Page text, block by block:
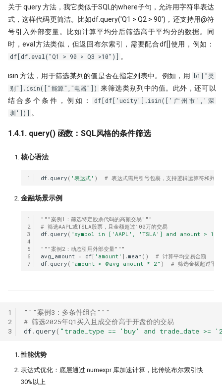
度提升99倍
比Deepseek还要Deep！起底
很暴力很初级
量化面试神题：圆上随机点的概
PDF is all you need(3)
险策略的诱惑与陷阱
一个散户自学量化的 20 个月
种思路
用大白话讲清楚，哪种更适合金融量化
反抗者的崛起！Fawce 和
我之为我，有路可寻：量化传奇
Dama 的非典型量化之路
文被大佬狂怼
Successfully starting a career in
金融行业买方与卖方：利润与稳
的背后逻辑
月亮和Pandas - Wes Mckinney
追随美的指引-纪念西蒙斯
倍
年终特稿：这个指标我愿称之为
ESG策略初探-01
测通用代码）
指数增强之
指数成份股信息挖掘
后见之明！错过6个涨停之后的
节前迎来揪心一幕！谁来告诉我
涨到溢出！PEPE告诉我，大盘还
几多？
[0728] QuanTide Weekly
[0825] QuanTide Weekly
[1013] QuanTide Weekly
[1020] QuanTide Weekly
普校逆袭天花板 进化论王一平：
逻辑的量化
把研报『翻译』成代码，80%的
都在这篇文章里讲了
2024年，免费博客赚钱方案
给Pandas找个搭子，用SQL玩转
Tools
里程碑！DuckDB 发布 1.0
高效量化编程: Mask Array应用和
12个参数，48个组合，这么复杂
200倍速！基于 HDF5 的证券数
怎么样？
量化人如何用好Jupyter环境？
（一）
量化人如何用好 Jupyter？（二）
xtquant 中的板块数据
算收益，用算术平均好还是几何
归档
10 撰写技术文档
11 发布应用
器
1.5.2. polars：Rust 驱动的极速引
1.5.3. dask：分布式计算的瑞士军
1.5.4. 选型决策树
关于 query 方法，我它类似于SQL的where子句，允许用字符串表达
式，这样代码更简洁。比如df.query('Q1 > Q2 > 90')，还支持用@符
号引入外部变量。比如计算平均分后筛选高于平均分的数据。同
时，eval方法类似，但返回布尔索引，需要配合df[]使用，例如：
df[df.eval("Q1 > 90 > Q3 >10")] 。
isin 方法，用于筛选某列的值是否在指定列表中。例如，用
b1["类
别"].isin(["能源","电器"]) 来筛选类别列中的值。此外，还可以
结合多个条件，例如：
df[df['ucity'].isin(['广州市','深
圳'])]
。
1.4.1. query() 函数：SQL风格的条件筛选
核心语法
1 df. query ( '表达式' ) # 表达式需用引号包裹，支持逻辑运算符和列名
金融场景示例
1
2
3
4
5
6
7
"""案例1：筛选特定股票代码的高额交易"""
# 筛选AAPL或TSLA股票，且金额超过100万的交易
df. query ( "symbol in ['AAPL', 'TSLA'] and amount >
"""案例2：动态引用外部变量"""
avg_amount = df[ 'amount' ] . mean ()
# 计算平均交易金额
df. query ( "amount > @avg_amount * 2" ) # 筛选金额超过平
1
2
3
"""案例3：多条件组合"""
# 筛选2025年Q1买入且成交价高于开盘价的交易
df.query( "trade_type == 'buy' and trade_date >=
性能优势
​表达式优化：底层通过 numexpr 库加速计算，比传统布尔索引快
30%以上